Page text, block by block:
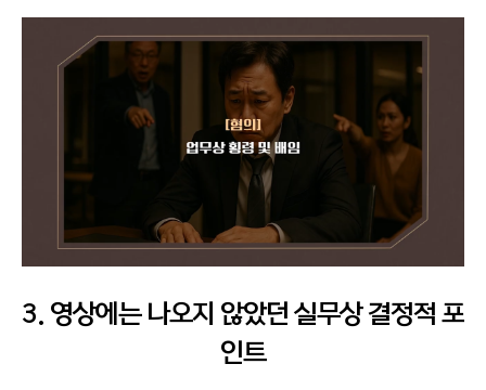
3. 영상에는 나오지 않았던 실무상 결정적 포
인트